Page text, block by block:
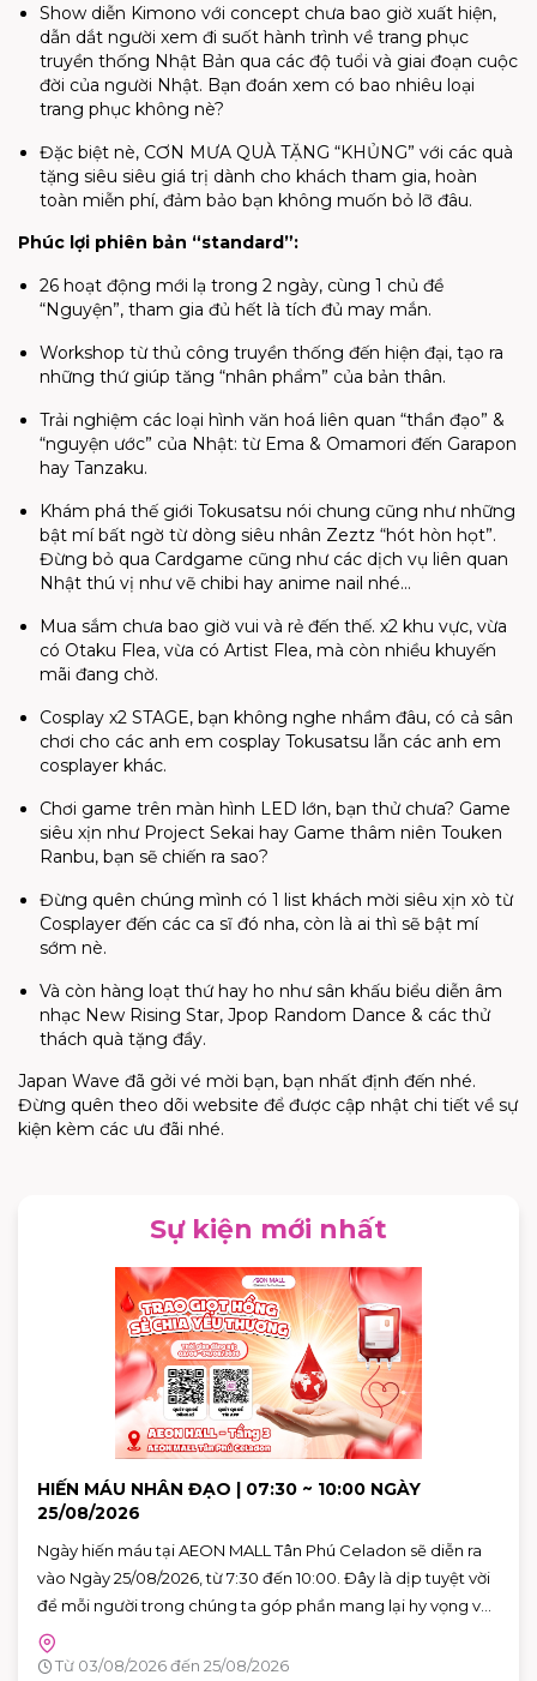
Show diễn Kimono với concept chưa bao giờ xuất hiện,
dẫn dắt người xem đi suốt hành trình về trang phục
truyền thống Nhật Bản qua các độ tuổi và giai đoạn cuộc
đời của người Nhật. Bạn đoán xem có bao nhiêu loại
trang phục không nè?
Đặc biệt nè, CƠN MƯA QUÀ TẶNG “KHỦNG” với các quà
tặng siêu siêu giá trị dành cho khách tham gia, hoàn
toàn miễn phí, đảm bảo bạn không muốn bỏ lỡ đâu.
Phúc lợi phiên bản “standard”:
26 hoạt động mới lạ trong 2 ngày, cùng 1 chủ đề
“Nguyện”, tham gia đủ hết là tích đủ may mắn.
Workshop từ thủ công truyền thống đến hiện đại, tạo ra
những thứ giúp tăng “nhân phẩm” của bản thân.
Trải nghiệm các loại hình văn hoá liên quan “thần đạo” &
“nguyện ước” của Nhật: từ Ema & Omamori đến Garapon
hay Tanzaku.
Khám phá thế giới Tokusatsu nói chung cũng như những
bật mí bất ngờ từ dòng siêu nhân Zeztz “hót hòn họt”.
Đừng bỏ qua Cardgame cũng như các dịch vụ liên quan
Nhật thú vị như vẽ chibi hay anime nail nhé…
Mua sắm chưa bao giờ vui và rẻ đến thế. x2 khu vực, vừa
có Otaku Flea, vừa có Artist Flea, mà còn nhiều khuyến
mãi đang chờ.
Cosplay x2 STAGE, bạn không nghe nhầm đâu, có cả sân
chơi cho các anh em cosplay Tokusatsu lẫn các anh em
cosplayer khác.
Chơi game trên màn hình LED lớn, bạn thử chưa? Game
siêu xịn như Project Sekai hay Game thâm niên Touken
Ranbu, bạn sẽ chiến ra sao?
Đừng quên chúng mình có 1 list khách mời siêu xịn xò từ
Cosplayer đến các ca sĩ đó nha, còn là ai thì sẽ bật mí
sớm nè.
Và còn hàng loạt thứ hay ho như sân khấu biểu diễn âm
nhạc New Rising Star, Jpop Random Dance & các thử
thách quà tặng đầy.
Japan Wave đã gởi vé mời bạn, bạn nhất định đến nhé.
Đừng quên theo dõi website để được cập nhật chi tiết về sự
kiện kèm các ưu đãi nhé.
Sự kiện mới nhất
HIẾN MÁU NHÂN ĐẠO | 07:30 ~ 10:00 NGÀY
25/08/2026
Ngày hiến máu tại AEON MALL Tân Phú Celadon sẽ diễn ra
vào Ngày 25/08/2026, từ 7:30 đến 10:00. Đây là dịp tuyệt vời
để mỗi người trong chúng ta góp phần mang lại hy vọng và
cứu sống những người bệnh đang cần máu trong cuộc
sống. Hãy đến tham gia và cùng lan tỏa thông điệp yêu
Từ 03/08/2026 đến 25/08/2026